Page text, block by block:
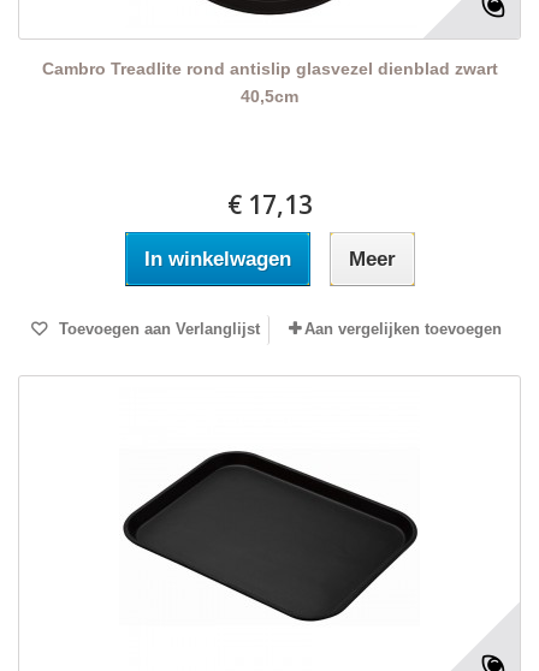
Cambro Treadlite rond antislip glasvezel dienblad zwart
40,5cm
€ 17,13
In winkelwagen Meer
Toevoegen aan Verlanglijst Aan vergelijken toevoegen